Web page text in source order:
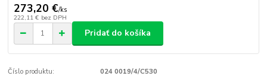
273,20 €/ks
222,11 € bez DPH
Pridať do košíka
Číslo produktu: 024 0019/4/C530